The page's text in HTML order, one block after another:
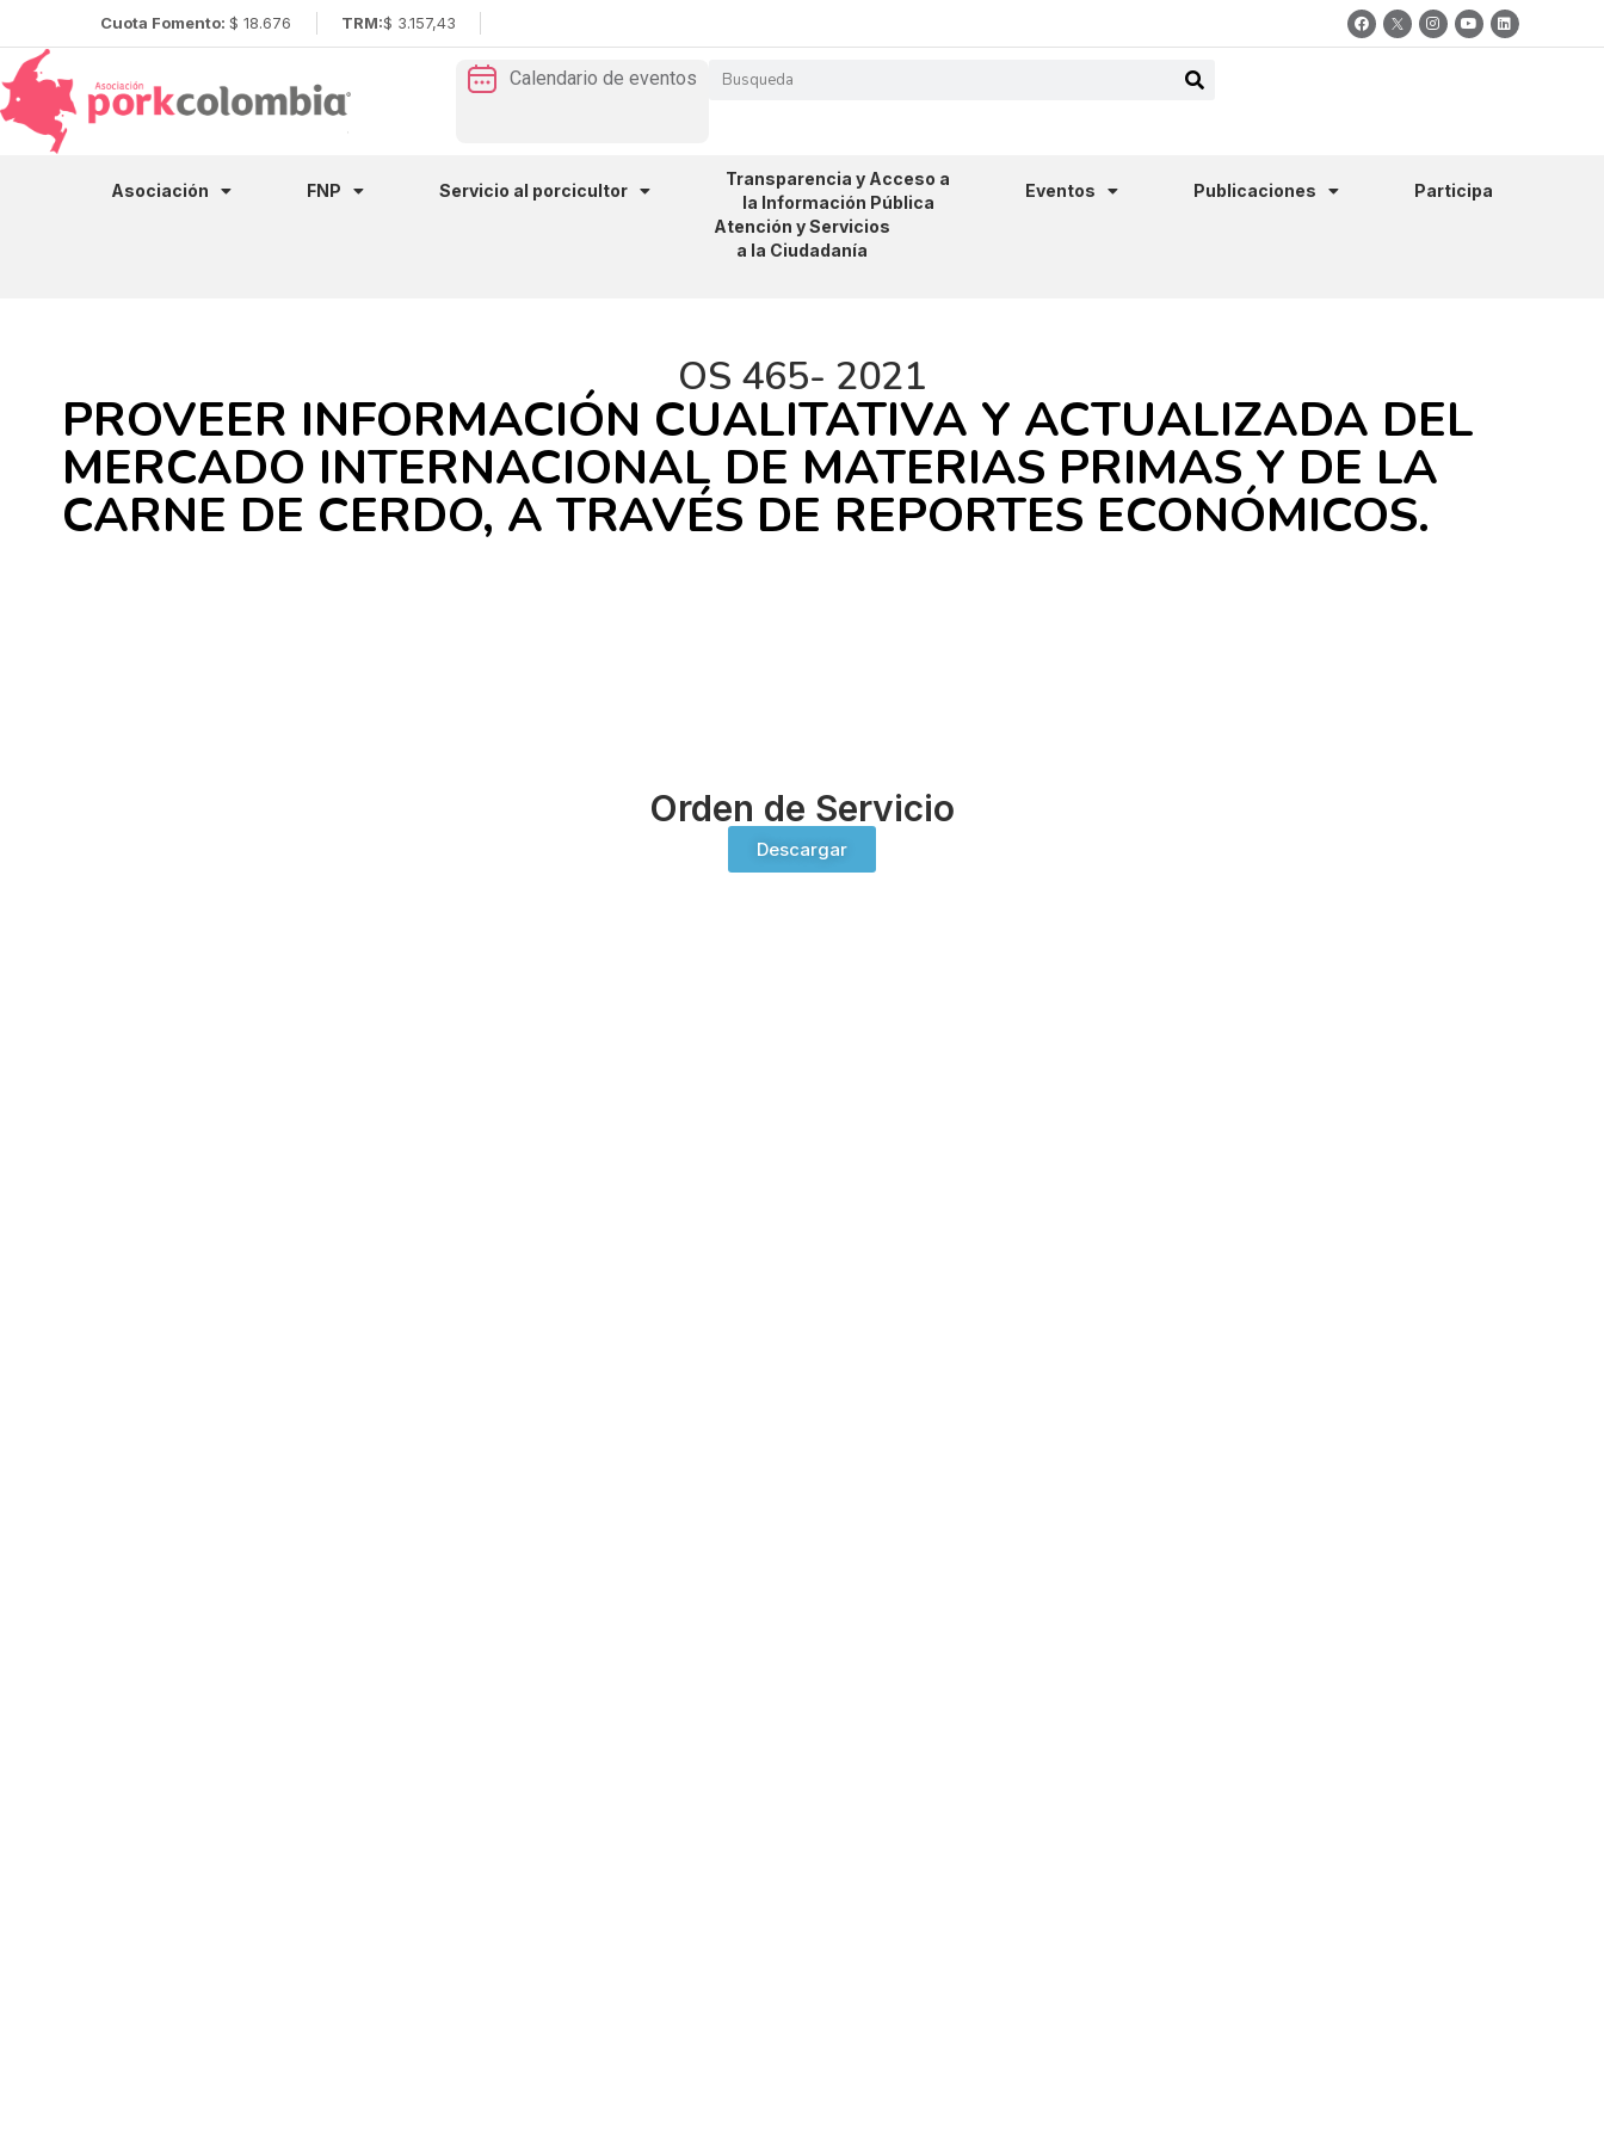
Cuota Fomento: $ 18.676 TRM:$ 3.157,43
Calendario de eventos
Asociación FNP Servicio al porcicultor
Transparencia y Acceso a
la Información Pública
Eventos Publicaciones
Participa
Atención y Servicios
a la Ciudadanía
OS 465- 2021
PROVEER INFORMACIÓN CUALITATIVA Y ACTUALIZADA DEL
MERCADO INTERNACIONAL DE MATERIAS PRIMAS Y DE LA
CARNE DE CERDO, A TRAVÉS DE REPORTES ECONÓMICOS.
Orden de Servicio
Descargar